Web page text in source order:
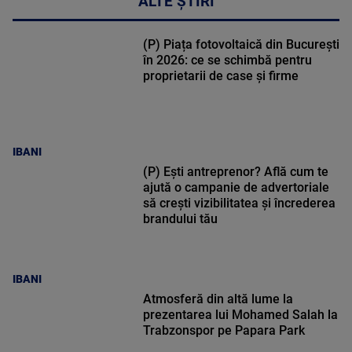
IBANI
(P) Piața fotovoltaică din București
în 2026: ce se schimbă pentru
proprietarii de case și firme
IBANI
(P) Ești antreprenor? Află cum te
ajută o campanie de advertoriale
să crești vizibilitatea și încrederea
brandului tău
Atmosferă din altă lume la
prezentarea lui Mohamed Salah la
Trabzonspor pe Papara Park